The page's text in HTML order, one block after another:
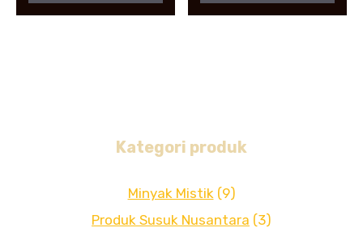
Kategori produk
Minyak Mistik (9)
Produk Susuk Nusantara (3)